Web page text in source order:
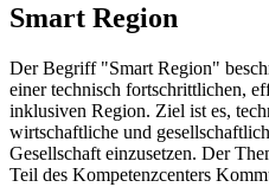
Smart Region
Der Begriff "Smart Region"
einer technisch fortschrittlichen,
inklusiven Region. Ziel ist es,
wirtschaftliche und
Gesellschaft einzusetzen. Der
Teil des Kompetenzcenters